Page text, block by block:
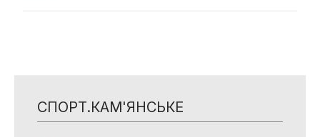
СПОРТ.КАМ'ЯНСЬКЕ